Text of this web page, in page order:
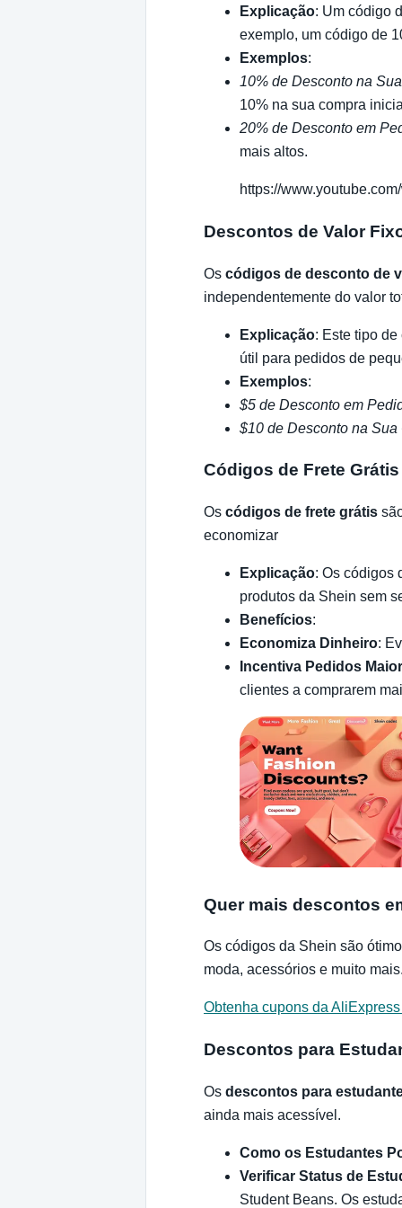
Explicação: Um código
exemplo, um código de
Exemplos:
10% de Desconto na
10% na sua compra
20% de Desconto em
mais altos.
https://
Descontos de Valor
Os códigos de desconto de
independentemente do valor
Explicação: Este tipo
útil para pedidos de
Exemplos:
$5 de Desconto em
$10 de Desconto na Sua
Códigos de Frete Grátis
Os códigos de frete grátis
economizar
Explicação: Os códigos
produtos da Shein sem
Benefícios:
Economiza Dinheiro:
Incentiva Pedidos
clientes a comprarem
Quer mais descontos
Os códigos da Shein são
moda, acessórios e muito
Obtenha cupons da
Descontos para
Os descontos para
ainda mais acessível.
Como os Estudantes
Verificar Status de
Student Beans. Os